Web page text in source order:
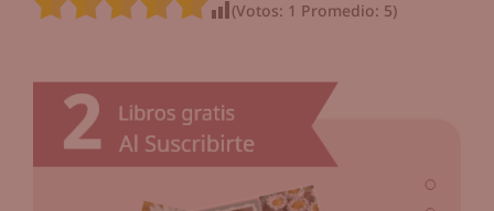
(Votos: 1 Promedio: 5)